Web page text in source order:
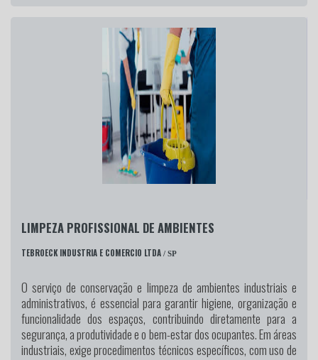
LIMPEZA PROFISSIONAL DE AMBIENTES
TEBROECK INDUSTRIA E COMERCIO LTDA / SP
O serviço de conservação e limpeza de ambientes industriais e
administrativos, é essencial para garantir higiene, organização e
funcionalidade dos espaços, contribuindo diretamente para a
segurança, a produtividade e o bem-estar dos ocupantes. Em áreas
industriais, exige procedimentos técnicos específicos, com uso de